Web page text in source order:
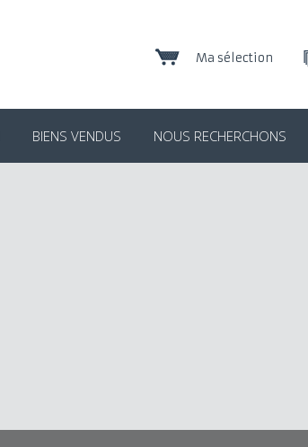
Ma sélection
BIENS VENDUS NOUS RECHERCHONS